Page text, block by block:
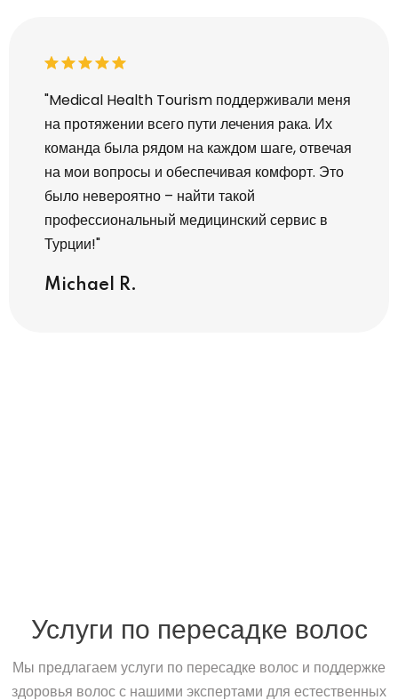
"Medical Health Tourism поддерживали меня
на протяжении всего пути лечения рака. Их
команда была рядом на каждом шаге, отвечая
на мои вопросы и обеспечивая комфорт. Это
было невероятно – найти такой
профессиональный медицинский сервис в
Турции!"
Michael R.
Услуги по пересадке волос
Мы предлагаем услуги по пересадке волос и поддержке
здоровья волос с нашими экспертами для естественных